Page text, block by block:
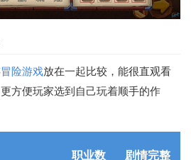
冒险游戏放在一起比较，能很直观看
方便玩家选到自己玩着顺手的作
职业数 剧情完整